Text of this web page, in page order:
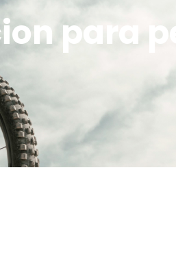
para